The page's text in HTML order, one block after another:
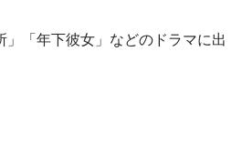
」「年下彼女」などのドラマに出